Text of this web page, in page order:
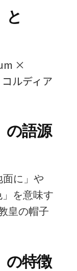
と
×
ルディア
の語源
面に」や
を意味す
皇の帽子
の特徴